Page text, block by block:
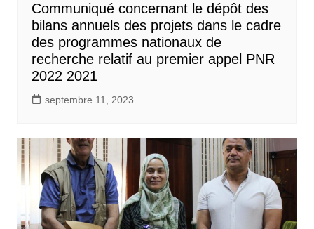
Communiqué concernant le dépôt des
bilans annuels des projets dans le cadre
des programmes nationaux de
recherche relatif au premier appel PNR
2022 2021
septembre 11, 2023